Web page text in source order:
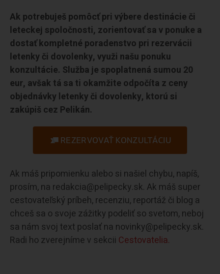
Ak potrebuješ pomôcť pri výbere destinácie či
leteckej spoločnosti, zorientovať sa v ponuke a
dostať kompletné poradenstvo pri rezervácii
letenky či dovolenky, využi našu ponuku
konzultácie. Služba je spoplatnená sumou 20
eur, avšak tá sa ti okamžite odpočíta z ceny
objednávky letenky či dovolenky, ktorú si
zakúpiš cez Pelikán.
REZERVOVAŤ KONZULTÁCIU
Ak máš pripomienku alebo si našiel chybu, napíš,
prosím, na redakcia@pelipecky.sk. Ak máš super
cestovateľský príbeh, recenziu, reportáž či blog a
chceš sa o svoje zážitky podeliť so svetom, neboj
sa nám svoj text poslať na novinky@pelipecky.sk.
Radi ho zverejníme v sekcii Cestovatelia.